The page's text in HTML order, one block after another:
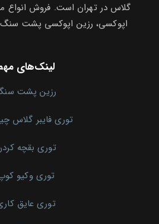
گلاس در تهران است. فروش انواع
اپوکسی، رزین اپوکسی پشت سنگ،
لینک‌های
رزین پشت
توری فایبر گلاس
توری بقچه
توری وکیو
توری عایق